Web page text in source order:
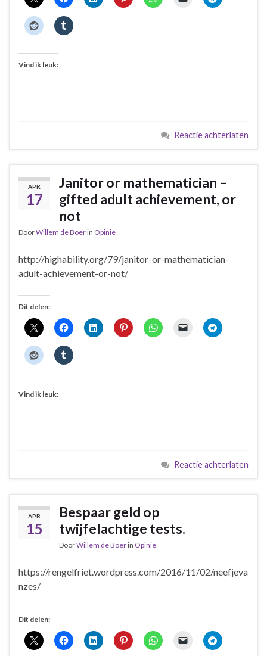
Vind ik leuk:
Reactie achterlaten
APR
17
Janitor or mathematician –
gifted adult achievement, or
not
DoorWillem de Boerin Opinie
http://highability.org/79/janitor-or-mathematician-
adult-achievement-or-not/
Dit delen:
Vind ik leuk:
Reactie achterlaten
APR
15
Bespaar geld op
twijfelachtige tests.
DoorWillem de Boerin Opinie
https://rengelfriet.wordpress.com/2016/11/02/neefjeva
nzes/
Dit delen: